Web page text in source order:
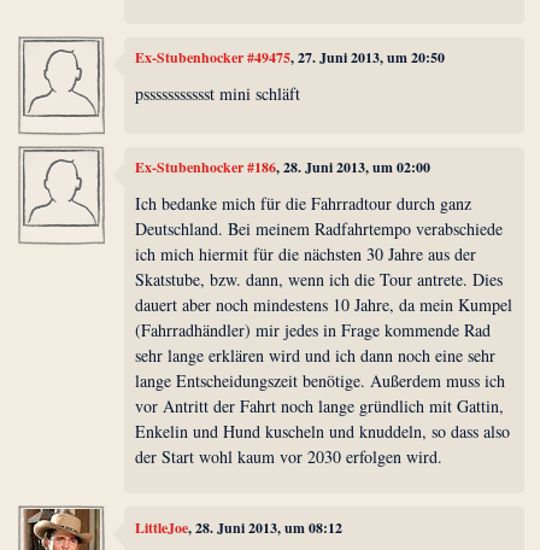
Ex-Stubenhocker #49475, 27. Juni 2013, um 20:50
pssssssssssst mini schläft
Ex-Stubenhocker #186, 28. Juni 2013, um 02:00
Ich bedanke mich für die Fahrradtour durch ganz
Deutschland. Bei meinem Radfahrtempo verabschiede
ich mich hiermit für die nächsten 30 Jahre aus der
Skatstube, bzw. dann, wenn ich die Tour antrete. Dies
dauert aber noch mindestens 10 Jahre, da mein Kumpel
(Fahrradhändler) mir jedes in Frage kommende Rad
sehr lange erklären wird und ich dann noch eine sehr
lange Entscheidungszeit benötige. Außerdem muss ich
vor Antritt der Fahrt noch lange gründlich mit Gattin,
Enkelin und Hund kuscheln und knuddeln, so dass also
der Start wohl kaum vor 2030 erfolgen wird.
LittleJoe, 28. Juni 2013, um 08:12